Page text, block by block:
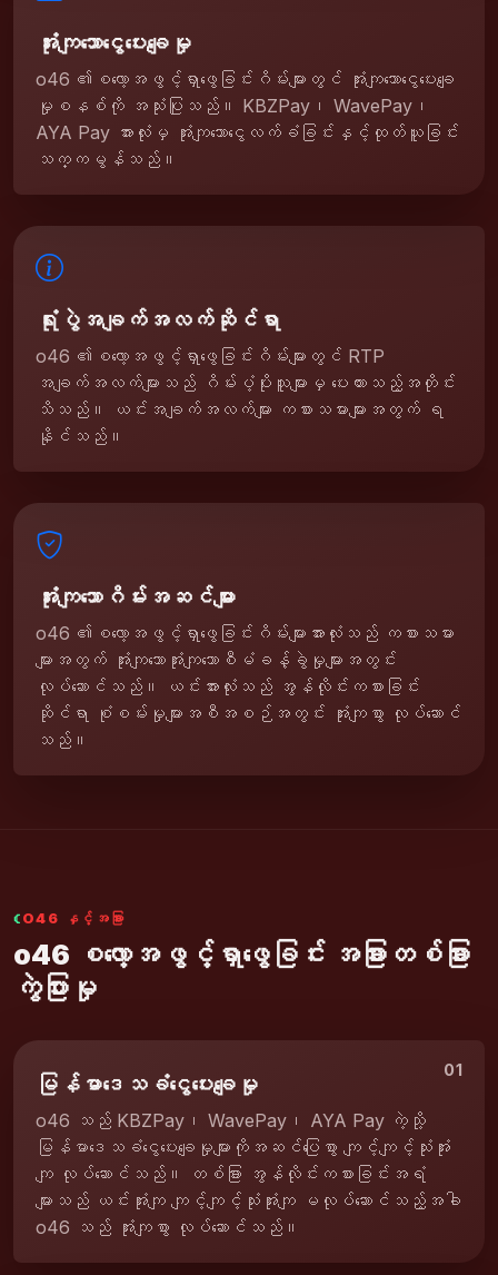
အုံးကျသောငွေပေးချေမှု
o46 ၏စလော့အဖွင့်ရှာဖွေခြင်းဂိမ်းများတွင် အုံးကျသောငွေပေးချေ
မှုစနစ်ကို အသုံးပြုသည်။ KBZPay၊ WavePay၊
AYA Pay အားလုံးမှ အုံးကျသောငွေလက်ခံခြင်းနှင့်ထုတ်ယူခြင်း
သက္ကမွန်သည်။
ရုံးပွဲအချက်အလက်ဆိုင်ရာ
o46 ၏စလော့အဖွင့်ရှာဖွေခြင်းဂိမ်းများတွင် RTP
အချက်အလက်များသည် ဂိမ်းပံ့ပိုးသူများမှ ပေးထားသည့်အတိုင်း
သိသည်။ ယင်းအချက်အလက်များ ကစားသမားများအတွက် ရ
နိုင်သည်။
အုံးကျသောဂိမ်းအဆင်များ
o46 ၏စလော့အဖွင့်ရှာဖွေခြင်းဂိမ်းများအားလုံးသည် ကစားသမား
များအတွက် အုံးကျသောအုံးကျသောစီမံခန့်ခွဲမှုများအတွင်း
လုပ်ဆောင်သည်။ ယင်းအားလုံးသည် အွန်လိုင်းကစားခြင်း
ဆိုင်ရာ စုံစမ်းမှုများအစီအစဉ်အတွင်း အုံးကျစွာ လုပ်ဆောင်
သည်။
O46 နှင့်အခြား
o46 စလော့အဖွင့်ရှာဖွေခြင်း အခြားတစ်ခြား
ကွဲပြားမှု
01
မြန်မာဒေသခံငွေပေးချေမှု
o46 သည် KBZPay၊ WavePay၊ AYA Pay ကဲ့သို့
မြန်မာဒေသခံငွေပေးချေမှုများကိုအဆင်ပြေစွာ ကျင့်ကျင့်သုံးအုံး
ကျ လုပ်ဆောင်သည်။ တစ်ခြား အွန်လိုင်းကစားခြင်းအရံ
များသည် ယင်းအုံးကျ ကျင့်ကျင့်သုံးအုံးကျ မလုပ်ဆောင်သည့်အခါ
o46 သည် အုံးကျစွာ လုပ်ဆောင်သည်။